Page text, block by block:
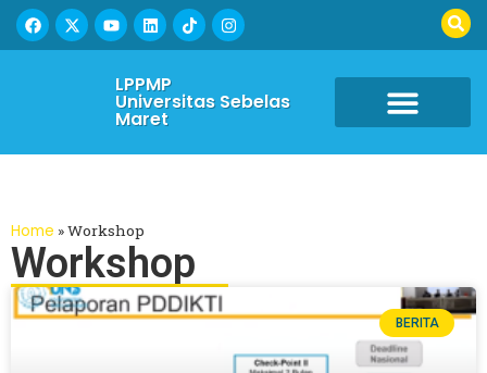
LPPMP
Universitas Sebelas
Maret
Home »Workshop
Workshop
BERITA